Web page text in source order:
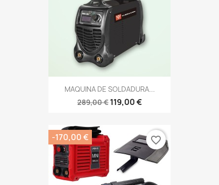
MAQUINA DE SOLDADURA...
289,00 € 119,00 €
-170,00 € favorite_border